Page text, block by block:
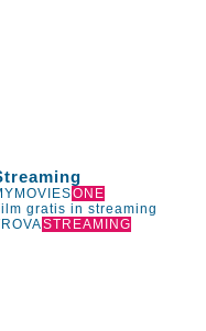
ONE
gratis in streaming
STREAMING